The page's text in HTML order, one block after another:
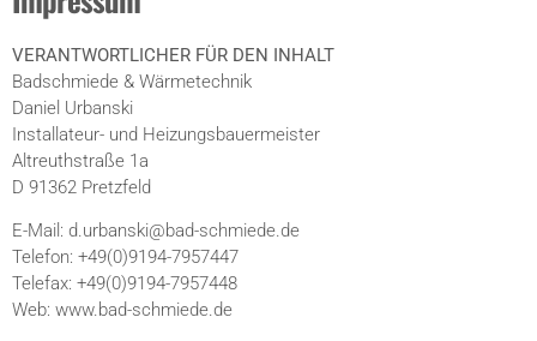
VERANTWORTLICHER FÜR DEN INHALT
Badschmiede & Wärmetechnik
Daniel Urbanski
Installateur- und Heizungsbauermeister
Altreuthstraße 1a
D 91362 Pretzfeld
E-Mail: d.urbanski@bad-schmiede.de
Telefon: +49(0)9194-7957447
Telefax: +49(0)9194-7957448
Web: www.bad-schmiede.de